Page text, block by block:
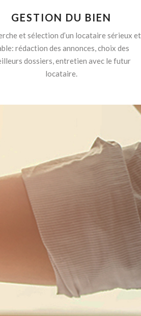
GESTION DU BIEN
et sélection d’un locataire sérieux et
rédaction des annonces, choix des
dossiers, entretien avec le futur
locataire.